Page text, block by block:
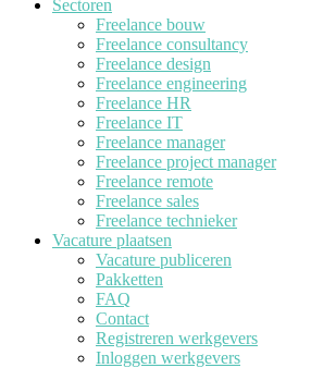
Sectoren
Freelance bouw
Freelance consultancy
Freelance design
Freelance engineering
Freelance HR
Freelance IT
Freelance manager
Freelance project manager
Freelance remote
Freelance sales
Freelance technieker
Vacature plaatsen
Vacature publiceren
Pakketten
FAQ
Contact
Registreren werkgevers
Inloggen werkgevers